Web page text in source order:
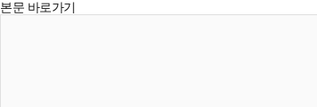
본문 바로가기